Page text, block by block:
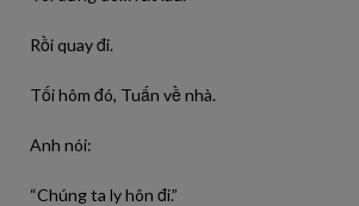
Rồi quay đi.
Tối hôm đó, Tuấn về nhà.
Anh nói:
“Chúng ta ly hôn đi.”